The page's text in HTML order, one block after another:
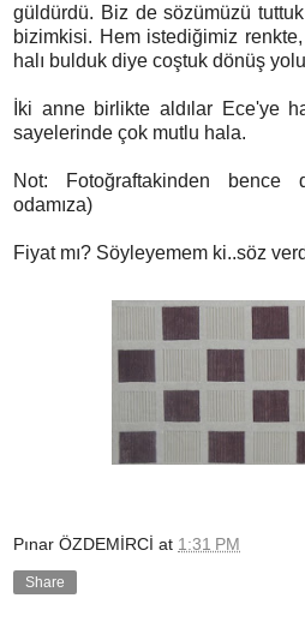
güldürdü. Biz de sözümüzü
bizimkisi. Hem istediğimiz
halı bulduk diye coştuk dönüş
İki anne birlikte aldılar Ece'ye
sayelerinde çok mutlu hala.
Not: Fotoğraftakinden
odamıza)
Fiyat mı? Söyleyemem ki..söz
Pınar ÖZDEMİRCİ at 1:31 PM
Share